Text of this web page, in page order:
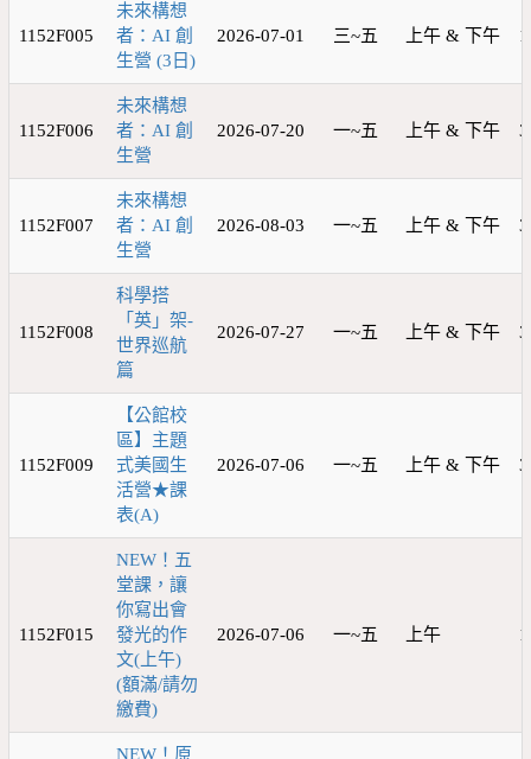
1152F005
未來構想
者：AI 創
生營 (3日)
2026-07-01 三~五 上午 & 下午
1152F006
未來構想
者：AI 創
生營
2026-07-20 一~五 上午 & 下午
1152F007
未來構想
者：AI 創
生營
2026-08-03 一~五 上午 & 下午
1152F008
科學搭
「英」架-
世界巡航
篇
2026-07-27 一~五 上午 & 下午
1152F009
【公館校
區】主題
式美國生
活營★課
表(A)
2026-07-06 一~五 上午 & 下午
1152F015
NEW！五
堂課，讓
你寫出會
發光的作
文(上午)
(額滿/請勿
繳費)
2026-07-06 一~五 上午
NEW！原